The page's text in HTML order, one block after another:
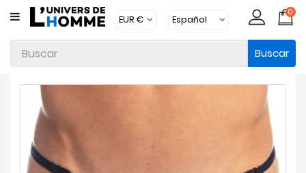
CATEGORÍA
Ropa
Interior
Moda
Baño
Loungewear
0
Buscar